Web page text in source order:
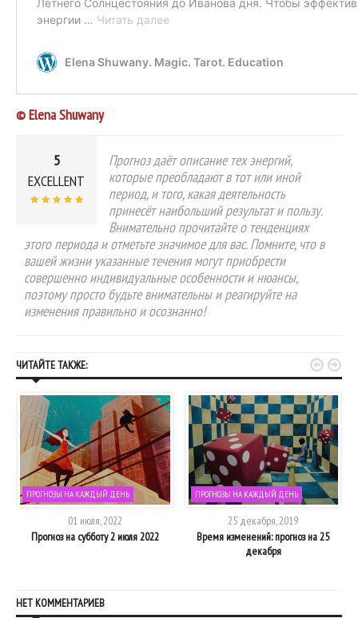
© Elena Shuwany
5
EXCELLENT
Прогноз даёт описание тех энергий,
которые преобладают в тот или иной
период, и того, какая деятельность
принесёт наибольший результат и пользу.
Внимательно прочитайте о тенденциях
этого периода и отметьте значимое для вас. Помните, что в
вашей жизни указанные течения могут приобрести
совершенно индивидуальные особенности и нюансы,
поэтому просто будьте внимательны и реагируйте на
изменения правильно и осознанно!
ЧИТАЙТЕ ТАКЖЕ:
ПРОГНОЗЫ НА КАЖДЫЙ ДЕНЬ
01 июля, 2022
Прогноз на субботу 2 июля 2022
ПРОГНОЗЫ НА КАЖДЫЙ ДЕНЬ
25 декабря, 2019
Время изменений: прогноз на 25
декабря
 
НЕТ КОММЕНТАРИЕВ